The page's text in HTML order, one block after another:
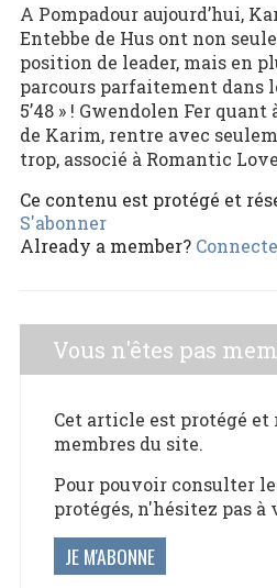
A Pompadour aujourd’hui,
Entebbe de Hus ont non
position de leader, mais en
parcours parfaitement dans
5’48 » ! Gwendolen Fer
de Karim, rentre avec
trop, associé à Romantic
Ce contenu est protégé et
S'abonner
Already a member?
Vous n'êtes pas
Cet article est protégé et
membres du site.
Pour pouvoir consulter
protégés, n'hésitez pas à
JE M'ABONNE